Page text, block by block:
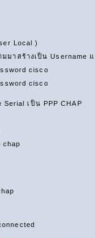
Local )
มาสร้างเป็น Username
cisco
cisco
เป็น PPP CHAP
chap